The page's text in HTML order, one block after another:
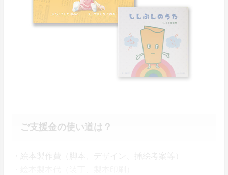
ご支援金の使い道は？